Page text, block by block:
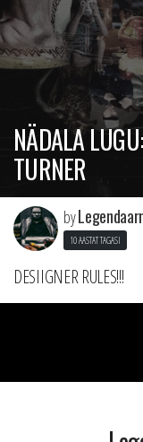
NÄDALA
TURNER
by
10 AASTAT TAGASI
DESIIGNER RULES!!!